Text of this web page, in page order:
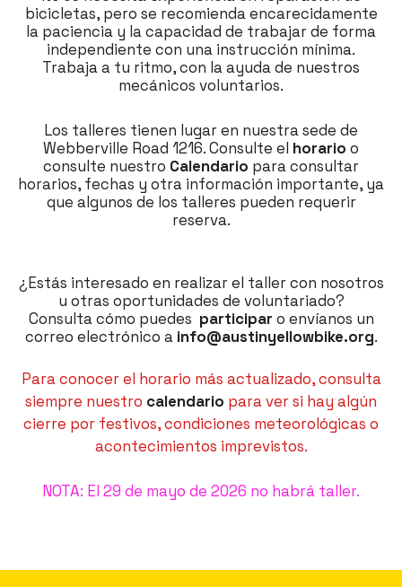
bicicletas, pero se recomienda encarecidamente
la paciencia y la capacidad de trabajar de forma
independiente con una instrucción mínima.
Trabaja a tu ritmo, con la ayuda de nuestros
mecánicos voluntarios.
Los talleres tienen lugar en nuestra sede de
Webberville Road 1216. Consulte el horario o
consulte nuestro Calendario para consultar
horarios, fechas y otra información importante, ya
que algunos de los talleres pueden requerir
reserva.
¿Estás interesado en realizar el taller con nosotros
u otras oportunidades de voluntariado?
Consulta cómo puedes participar o envíanos un
correo electrónico a info@austinyellowbike.org.
Para conocer el horario más actualizado, consulta
siempre nuestro calendario para ver si hay algún
cierre por festivos, condiciones meteorológicas o
acontecimientos imprevistos.
NOTA: El 29 de mayo de 2026 no habrá taller.